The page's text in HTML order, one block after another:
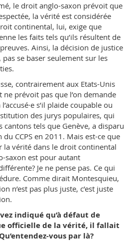
le droit anglo-saxon prévoit que
la vérité est considérée
continental, lui, exige que
les faits tels qu’ils résultent de
Ainsi, la décision de justice
se baser seulement sur les
contrairement aux Etats-Unis
prévoit pas que l’on demande
s’il plaide coupable ou
des jurys populaires, qui
cantons tels que Genève, a disparu
CCPS en 2011. Mais est-ce que
la vérité dans le droit continental
saxon est pour autant
Je ne pense pas. Ce qui
Comme dirait Montesquieu,
n’est pas plus juste, c’est juste
indiqué qu’à défaut de
officielle de la vérité, il fallait
vous par là?